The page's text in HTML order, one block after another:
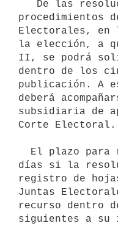
procedimientos
Electorales, en
la elección, a
II, se podrá
dentro de los
publicación. A
deberá
subsidiaria de
Corte Electoral.
días si la
registro de
Juntas
recurso dentro
siguientes a